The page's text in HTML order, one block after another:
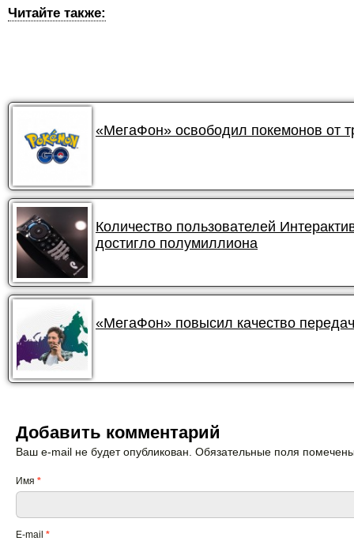
Читайте также:
«МегаФон» освободил покемонов от
Количество пользователей
достигло полумиллиона
«МегаФон» повысил качество
Добавить комментарий
Ваш e-mail не будет опубликован. Обязательные поля
Имя *
E-mail *